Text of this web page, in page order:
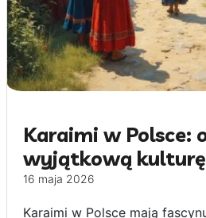
Karaimi w Polsce:
wyjątkową kulturę
16 maja 2026
Karaimi w Polsce mają